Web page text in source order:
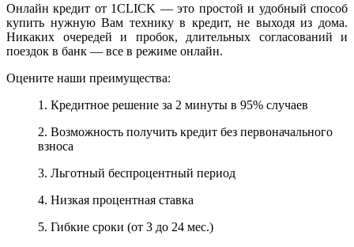
Онлайн кредит от 1CLICK — это простой и удобный способ
купить нужную Вам технику в кредит, не выходя из дома.
Никаких очередей и пробок, длительных согласований и
поездок в банк — все в режиме онлайн.
Оцените наши преимущества:
1. Кредитное решение за 2 минуты в 95% случаев
2. Возможность получить кредит без первоначального
взноса
3. Льготный беспроцентный период
4. Низкая процентная ставка
5. Гибкие сроки (от 3 до 24 мес.)